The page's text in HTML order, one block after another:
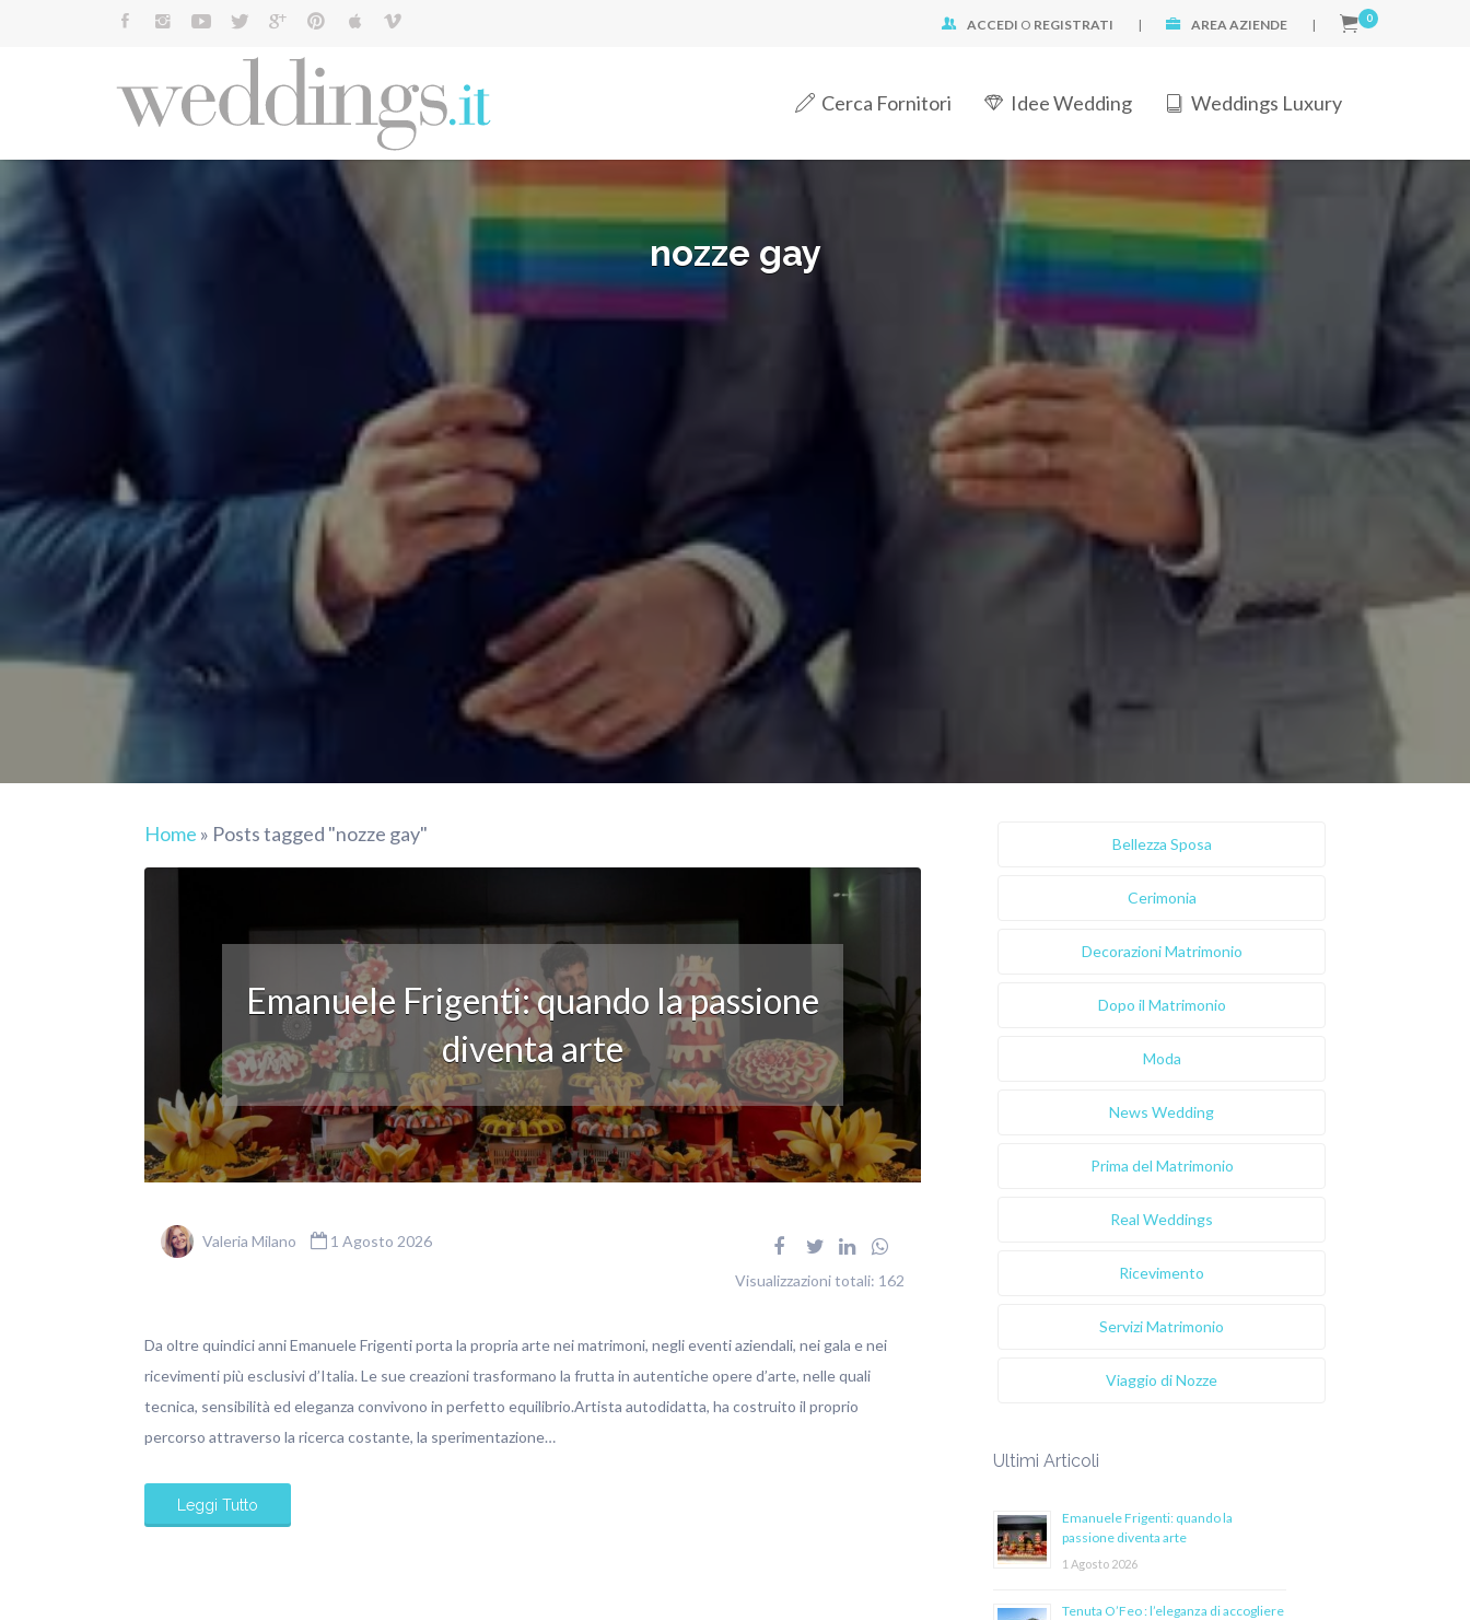
ACCEDI O REGISTRATI | AREA AZIENDE | 0
Cerca Fornitori Idee Wedding Weddings Luxury
Cerca:
nozze gay
Home » Posts tagged "nozze gay"
Emanuele Frigenti: quando la passione
diventa arte
Valeria Milano 1 Agosto 2026
Visualizzazioni totali: 162
Da oltre quindici anni Emanuele Frigenti porta la propria arte nei matrimoni, negli eventi aziendali, nei gala e nei
ricevimenti più esclusivi d’Italia. Le sue creazioni trasformano la frutta in autentiche opere d’arte, nelle quali
tecnica, sensibilità ed eleganza convivono in perfetto equilibrio.Artista autodidatta, ha costruito il proprio
percorso attraverso la ricerca costante, la sperimentazione…
Leggi Tutto
Bellezza Sposa
Cerimonia
Decorazioni Matrimonio
Dopo il Matrimonio
Moda
News Wedding
Prima del Matrimonio
Real Weddings
Ricevimento
Servizi Matrimonio
Viaggio di Nozze
Ultimi Articoli
Emanuele Frigenti: quando la
passione diventa arte
1 Agosto 2026
Tenuta O’Feo : l’eleganza di accogliere